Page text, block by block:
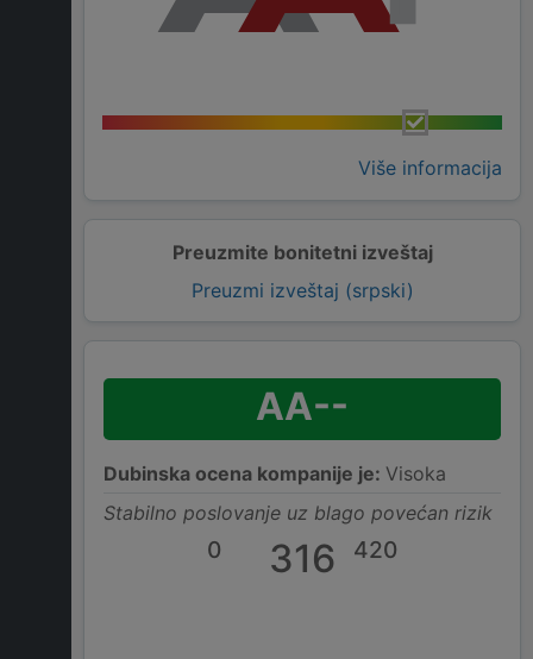
Više informacija
Preuzmite bonitetni izveštaj
Preuzmi izveštaj (srpski)
AA--
Dubinska ocena kompanije je: Visoka
Stabilno poslovanje uz blago povećan rizik
0 316 420